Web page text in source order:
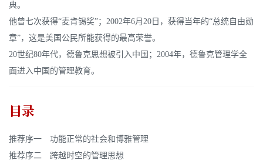
典。
他曾七次获得“麦肯锡奖”；2002年6月20日，获得当年的“总统自由勋
章”，这是美国公民所能获得的最高荣誉。
20世纪80年代，德鲁克思想被引入中国；2004年，德鲁克管理学全
面进入中国的管理教育。
目录
推荐序一 功能正常的社会和博雅管理
推荐序二 跨越时空的管理思想